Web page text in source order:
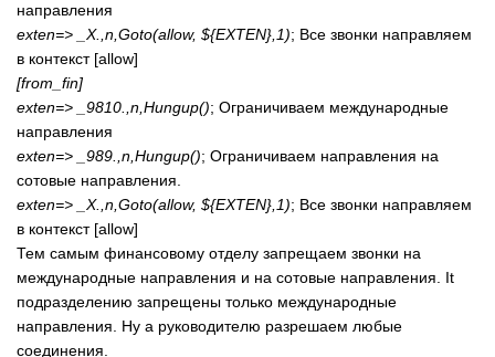
направления
exten=> _X.,n,Goto(allow, ${EXTEN},1); Все звонки направляем
в контекст [allow]
[from_fin]
exten=> _9810.,n,Hungup(); Ограничиваем международные
направления
exten=> _989.,n,Hungup(); Ограничиваем направления на
сотовые направления.
exten=> _X.,n,Goto(allow, ${EXTEN},1); Все звонки направляем
в контекст [allow]
Тем самым финансовому отделу запрещаем звонки на
международные направления и на сотовые направления. It
подразделению запрещены только международные
направления. Ну а руководителю разрешаем любые
соединения.